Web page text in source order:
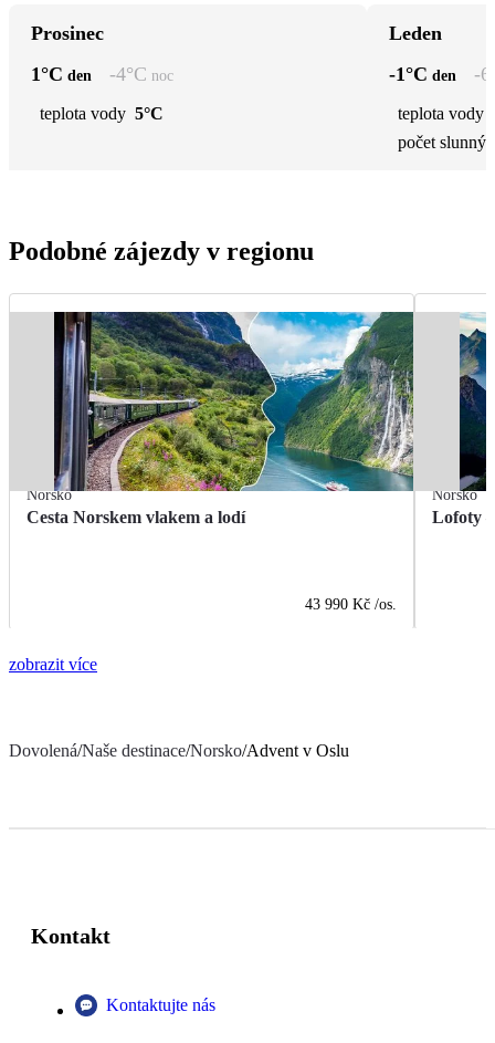
Prosinec
1°C den -4°C noc
teplota vody 5°C
Leden
-1°C den -6
teplota vody
počet
Podobné zájezdy v regionu
Norsko
Cesta Norskem vlakem a lodí
43 990 Kč /os.
Norsko
Lofoty
zobrazit více
Dovolená/Naše destinace/Norsko/Advent v Oslu
Kontakt
Kontaktujte nás